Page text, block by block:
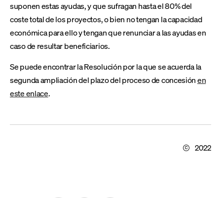
suponen estas ayudas, y que sufragan hasta el 80% del
coste total de los proyectos, o bien no tengan la capacidad
económica para ello y tengan que renunciar a las ayudas en
caso de resultar beneficiarios.
Se puede encontrar la Resolución por la que se acuerda la
segunda ampliación del plazo del proceso de concesiónen
este enlace.
2022